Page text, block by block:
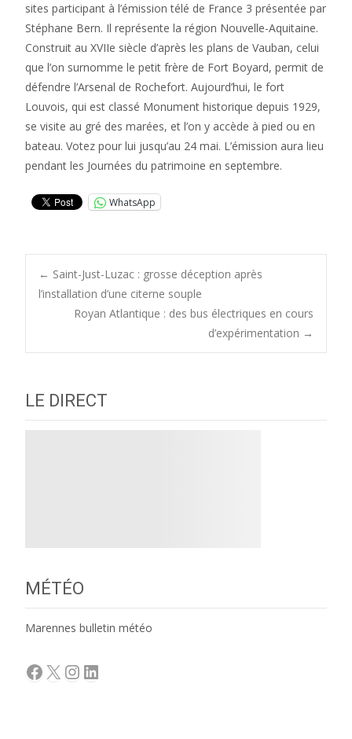
sites participant à l’émission télé de France 3 présentée par
Stéphane Bern. Il représente la région Nouvelle-Aquitaine.
Construit au XVIIe siècle d’après les plans de Vauban, celui
que l’on surnomme le petit frère de Fort Boyard, permit de
défendre l’Arsenal de Rochefort. Aujourd’hui, le fort
Louvois, qui est classé Monument historique depuis 1929,
se visite au gré des marées, et l’on y accède à pied ou en
bateau. Votez pour lui jusqu’au 24 mai. L’émission aura lieu
pendant les Journées du patrimoine en septembre.
WhatsApp
Post
navigation
← Saint-Just-Luzac : grosse déception après
l’installation d’une citerne souple
Royan Atlantique : des bus électriques en cours
d’expérimentation →
LE DIRECT
MÉTÉO
Marennes bulletin météo
Facebook
X Instagram
LinkedIn